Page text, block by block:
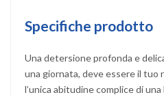
Specifiche prodotto
Una detersione profonda e
una giornata, deve essere il
l’unica abitudine complice di